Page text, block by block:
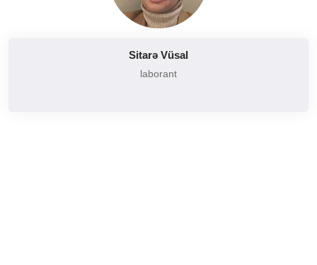
Sitarə Vüsal
laborant